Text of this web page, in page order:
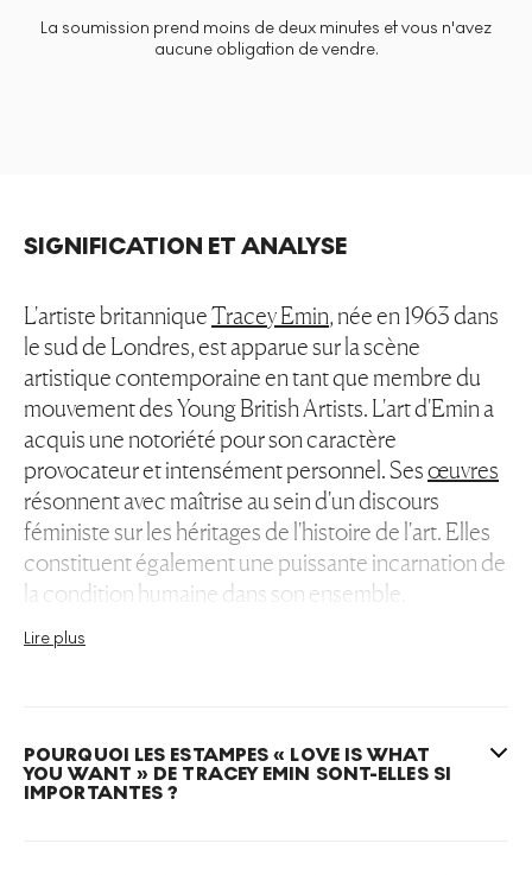
La soumission prend moins de deux minutes et vous n'avez
aucune obligation de vendre.
SIGNIFICATION ET ANALYSE
L'artiste britanniqueTracey Emin, née en 1963 dans
le sud de Londres, est apparue sur la scène
artistique contemporaine en tant que membre du
mouvement des Young British Artists. L'art d'Emin a
acquis une notoriété pour son caractère
provocateur et intensément personnel. Sesœuvres
résonnent avec maîtrise au sein d'un discours
féministe sur les héritages de l'histoire de l'art. Elles
constituent également une puissante incarnation de
la condition humaine dans son ensemble.
ensemble est également animé par l'esprit ironique
d'Emin. L'artiste expose ici sa prose audacieuse par
Lire plus
POURQUOI LES ESTAMPES « LOVE IS WHAT
YOU WANT » DE TRACEY EMIN SONT-ELLES SI
IMPORTANTES ?